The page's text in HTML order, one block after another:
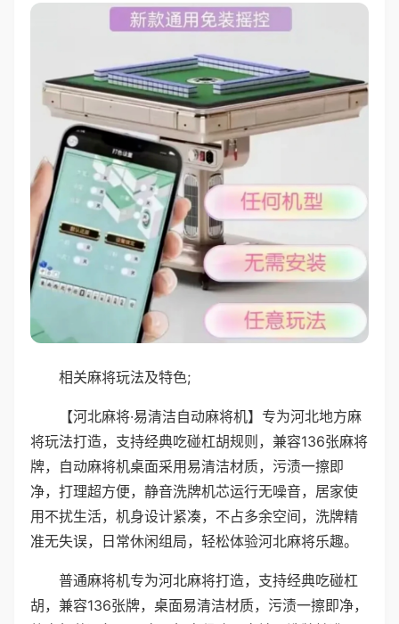
相关麻将玩法及特色;
【河北麻将·易清洁自动麻将机】专为河北地方麻
将玩法打造，支持经典吃碰杠胡规则，兼容136张麻将
牌，自动麻将机桌面采用易清洁材质，污渍一擦即
净，打理超方便，静音洗牌机芯运行无噪音，居家使
用不扰生活，机身设计紧凑，不占多余空间，洗牌精
准无失误，日常休闲组局，轻松体验河北麻将乐趣。
普通麻将机专为河北麻将打造，支持经典吃碰杠
胡，兼容136张牌，桌面易清洁材质，污渍一擦即净，